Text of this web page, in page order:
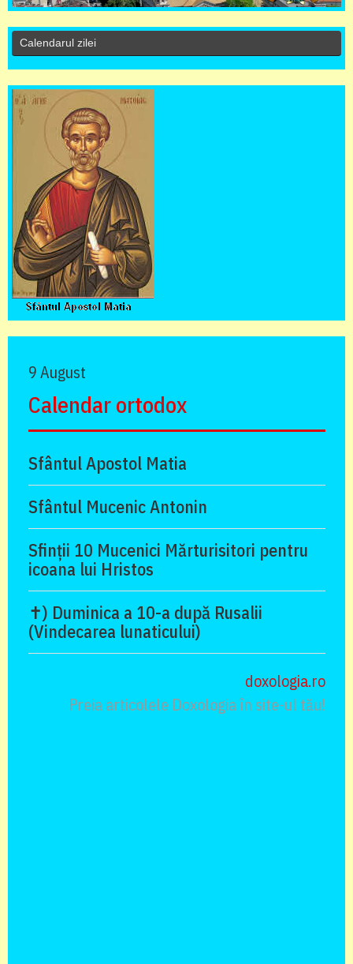
Calendarul zilei
9 August
Calendar ortodox
Sfântul Apostol Matia
Sfântul Mucenic Antonin
Sfinții 10 Mucenici Mărturisitori pentru
icoana lui Hristos
✝) Duminica a 10-a după Rusalii
(Vindecarea lunaticului)
doxologia.ro
Preia articolele Doxologia în site-ul tău!